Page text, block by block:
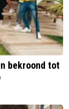
bekroond tot